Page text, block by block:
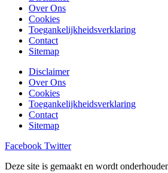
Over Ons
Cookies
Toegankelijkheidsverklaring
Contact
Sitemap
Disclaimer
Over Ons
Cookies
Toegankelijkheidsverklaring
Contact
Sitemap
Facebook Twitter
Deze site is gemaakt en wordt